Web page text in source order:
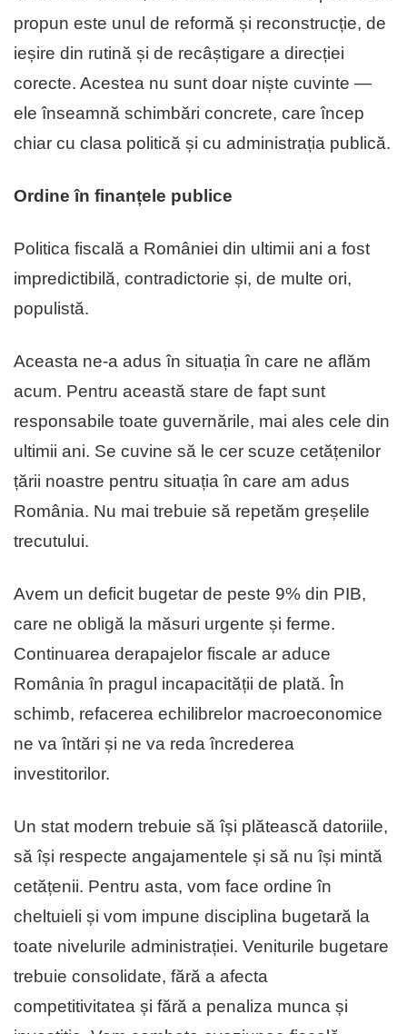
propun este unul de reformă și reconstrucție, de
ieșire din rutină și de recâștigare a direcției
corecte. Acestea nu sunt doar niște cuvinte —
ele înseamnă schimbări concrete, care încep
chiar cu clasa politică și cu administrația publică.
Ordine în finanțele publice
Politica fiscală a României din ultimii ani a fost
impredictibilă, contradictorie și, de multe ori,
populistă.
Aceasta ne-a adus în situația în care ne aflăm
acum. Pentru această stare de fapt sunt
responsabile toate guvernările, mai ales cele din
ultimii ani. Se cuvine să le cer scuze cetățenilor
țării noastre pentru situația în care am adus
România. Nu mai trebuie să repetăm greșelile
trecutului.
Avem un deficit bugetar de peste 9% din PIB,
care ne obligă la măsuri urgente și ferme.
Continuarea derapajelor fiscale ar aduce
România în pragul incapacității de plată. În
schimb, refacerea echilibrelor macroeconomice
ne va întări și ne va reda încrederea
investitorilor.
Un stat modern trebuie să își plătească datoriile,
să își respecte angajamentele și să nu își mintă
cetățenii. Pentru asta, vom face ordine în
cheltuieli și vom impune disciplina bugetară la
toate nivelurile administrației. Veniturile bugetare
trebuie consolidate, fără a afecta
competitivitatea și fără a penaliza munca și